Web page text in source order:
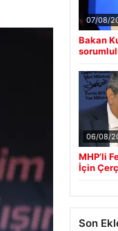
07/08/
Bakan
06/08/
MHP’li
İçin
Son